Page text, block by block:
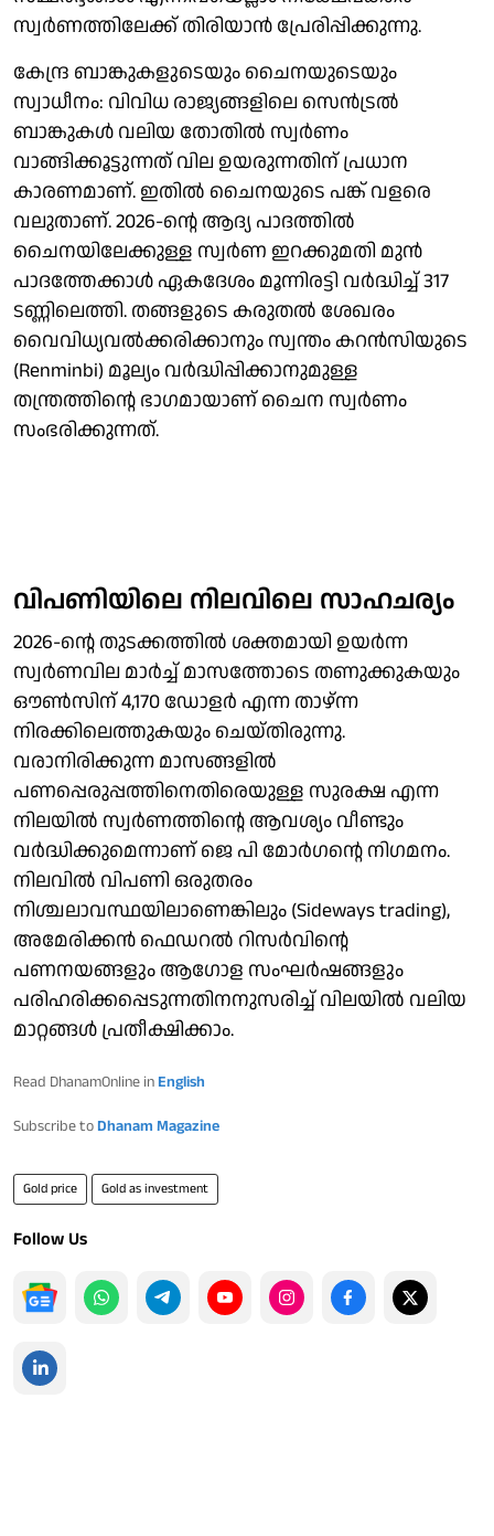
സ്വർണത്തിലേക്ക് തിരിയാൻ പ്രേരിപ്പിക്കുന്നു.
കേന്ദ്ര ബാങ്കുകളുടെയും ചൈനയുടെയും
സ്വാധീനം: വിവിധ രാജ്യങ്ങളിലെ സെൻട്രൽ
ബാങ്കുകൾ വലിയ തോതിൽ സ്വർണം
വാങ്ങിക്കൂട്ടുന്നത് വില ഉയരുന്നതിന് പ്രധാന
കാരണമാണ്. ഇതിൽ ചൈനയുടെ പങ്ക് വളരെ
വലുതാണ്. 2026-ന്റെ ആദ്യ പാദത്തിൽ
ചൈനയിലേക്കുള്ള സ്വർണ ഇറക്കുമതി മുൻ
പാദത്തേക്കാൾ ഏകദേശം മൂന്നിരട്ടി വർദ്ധിച്ച് 317
ടണ്ണിലെത്തി. തങ്ങളുടെ കരുതൽ ശേഖരം
വൈവിധ്യവൽക്കരിക്കാനും സ്വന്തം കറൻസിയുടെ
(Renminbi) മൂല്യം വർദ്ധിപ്പിക്കാനുമുള്ള
തന്ത്രത്തിന്റെ ഭാഗമായാണ് ചൈന സ്വർണം
സംഭരിക്കുന്നത്.
വിപണിയിലെ നിലവിലെ സാഹചര്യം
2026-ന്റെ തുടക്കത്തിൽ ശക്തമായി ഉയർന്ന
സ്വർണവില മാർച്ച് മാസത്തോടെ തണുക്കുകയും
ഔൺസിന് 4,170 ഡോളർ എന്ന താഴ്ന്ന
നിരക്കിലെത്തുകയും ചെയ്തിരുന്നു.
വരാനിരിക്കുന്ന മാസങ്ങളിൽ
പണപ്പെരുപ്പത്തിനെതിരെയുള്ള സുരക്ഷ എന്ന
നിലയിൽ സ്വർണത്തിന്റെ ആവശ്യം വീണ്ടും
വർദ്ധിക്കുമെന്നാണ് ജെ പി മോർഗന്റെ നിഗമനം.
നിലവിൽ വിപണി ഒരുതരം
നിശ്ചലാവസ്ഥയിലാണെങ്കിലും (Sideways trading),
അമേരിക്കൻ ഫെഡറൽ റിസർവിന്റെ
പണനയങ്ങളും ആഗോള സംഘർഷങ്ങളും
പരിഹരിക്കപ്പെടുന്നതിനനുസരിച്ച് വിലയിൽ വലിയ
മാറ്റങ്ങൾ പ്രതീക്ഷിക്കാം.
Read DhanamOnline in English
Subscribe to Dhanam Magazine
Gold price Gold as investment
Follow Us